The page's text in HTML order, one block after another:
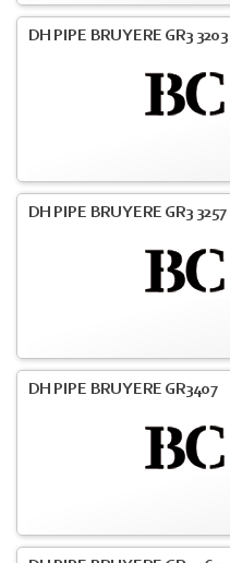
DH PIPE BRUYERE GR3 3203
DH PIPE BRUYERE GR3 3257
DH PIPE BRUYERE GR3407